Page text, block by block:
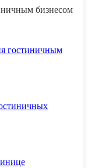
бизнесом
гостиничным